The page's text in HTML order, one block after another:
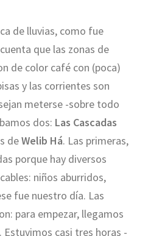
de lluvias, como fue
que las zonas de
de color café con (poca)
y las corrientes son
meterse -sobre todo
dos: Las Cascadas
deWelib Há. Las primeras,
porque hay diversos
niños aburridos,
fue nuestro día. Las
para empezar, llegamos
Estuvimos casi tres horas -